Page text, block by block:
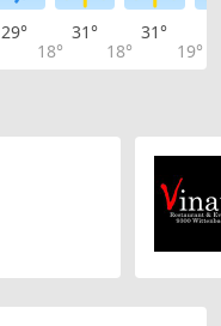
29°
18°
31°
18°
31°
19°